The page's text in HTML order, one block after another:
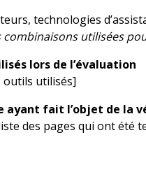
technologies
combinaisons utilisées
lors de l’évaluation
outils utilisés]
ayant fait l’objet de la
des pages qui ont été